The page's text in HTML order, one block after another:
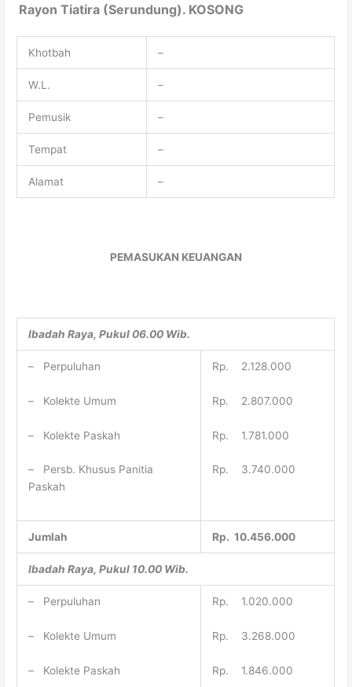
Rayon Tiatira (Serundung). KOSONG
Khotbah –
W.L. –
Pemusik –
Tempat –
Alamat –
PEMASUKAN KEUANGAN
Ibadah Raya, Pukul 06.00 Wib.
– Perpuluhan
– Kolekte Umum
– Kolekte Paskah
– Persb. Khusus Panitia
Paskah
Rp. 2.128.000
Rp. 2.807.000
Rp. 1.781.000
Rp. 3.740.000
Jumlah Rp. 10.456.000
Ibadah Raya, Pukul 10.00 Wib.
– Perpuluhan
– Kolekte Umum
– Kolekte Paskah
Rp. 1.020.000
Rp. 3.268.000
Rp. 1.846.000